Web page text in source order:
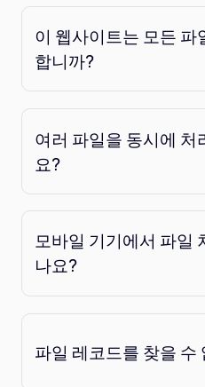
이 웹사이트는 모든 파
합니까?
여러 파일을 동시에 처
요?
모바일 기기에서 파일
나요?
파일 레코드를 찾을 수